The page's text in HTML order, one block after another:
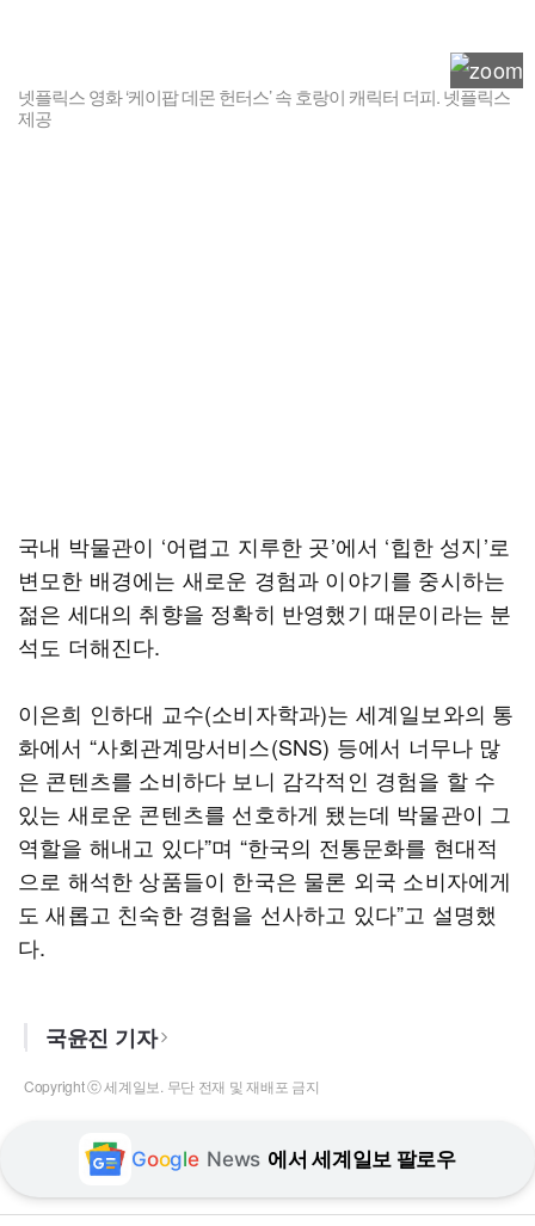
넷플릭스 영화 ‘케이팝 데몬 헌터스’ 속 호랑이 캐릭터 더피. 넷플릭스
제공
국내 박물관이 ‘어렵고 지루한 곳’에서 ‘힙한 성지’로
변모한 배경에는 새로운 경험과 이야기를 중시하는
젊은 세대의 취향을 정확히 반영했기 때문이라는 분
석도 더해진다.
이은희 인하대 교수(소비자학과)는 세계일보와의 통
화에서 “사회관계망서비스(SNS) 등에서 너무나 많
은 콘텐츠를 소비하다 보니 감각적인 경험을 할 수
있는 새로운 콘텐츠를 선호하게 됐는데 박물관이 그
역할을 해내고 있다”며 “한국의 전통문화를 현대적
으로 해석한 상품들이 한국은 물론 외국 소비자에게
도 새롭고 친숙한 경험을 선사하고 있다”고 설명했
다.
국윤진 기자
Copyright ⓒ 세계일보. 무단 전재 및 재배포 금지
Google News 에서 세계일보 팔로우